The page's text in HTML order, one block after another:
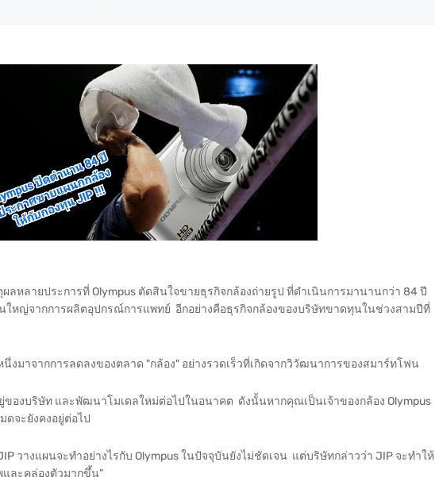
ผลหลายประการที่ Olympus ตัดสินใจขายธุรกิจกล้องถ่ายรูป ที่ดำเนินการมานานกว่า 84 ปี
ใหญ่จากการผลิตอุปกรณ์การแพทย์ อีกอย่างคือธุรกิจกล้องของบริษัทขาดทุนในช่วงสามปีที่
มาจากการลดลงของตลาด "กล้อง" อย่างรวดเร็วที่เกิดจากวิวัฒนาการของสมาร์ทโฟน
องบริษัท และพัฒนาโมเดลใหม่ต่อไปในอนาคต ดังนั้นหากคุณเป็นเจ้าของกล้อง Olympus
จะยังคงอยู่ต่อไป
วางแผนจะทำอย่างไรกับ Olympus ในปัจจุบันยังไม่ชัดเจน แต่บริษัทกล่าวว่า JIP จะทำให้
ละคล่องตัวมากขึ้น”